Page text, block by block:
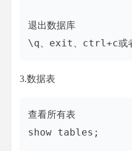
退出数据库
3.数据表
查看所有表
show tables;